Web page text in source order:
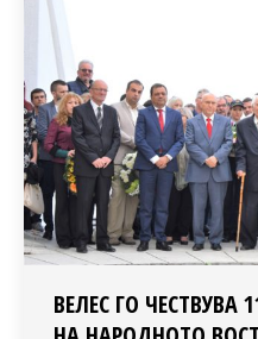
ВЕЛЕС ГО ЧЕСТВУВА